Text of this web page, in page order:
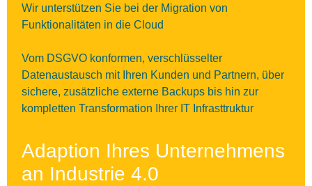
Wir unterstützen Sie bei der Migration von
Funktionalitäten in die Cloud
Vom DSGVO konformen, verschlüsselter
Datenaustausch mit Ihren Kunden und Partnern, über
sichere, zusätzliche externe Backups bis hin zur
kompletten Transformation Ihrer IT Infrasttruktur
Adaption Ihres Unternehmens
an Industrie 4.0